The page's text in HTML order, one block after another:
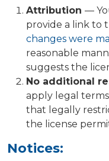
Attribution —
provide a link to
changes were
reasonable
suggests the
No additional
apply legal
that legally
the license
Notices: